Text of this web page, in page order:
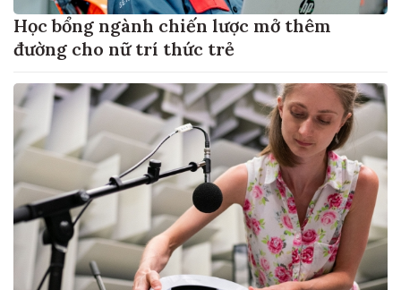
Học bổng ngành chiến lược mở thêm
đường cho nữ trí thức trẻ